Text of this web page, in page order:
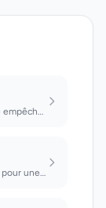
Vide que l'on voit: du fait que l'on a été empêché de prendre part à une fête, o...
Que l'on voit : on trouvera un concours pour une initiative. Que l'on enfonce da...